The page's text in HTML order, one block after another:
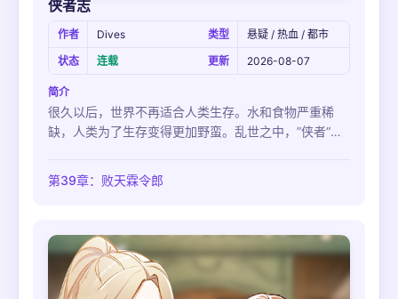
侠者志
作者 Dives 类型
悬疑 / 热血 / 都市
状态
连载 更新 2026-08-07
简介
很久以后，世界不再适合人类生存。水和食物严重稀
缺，人类为了生存变得更加野蛮。乱世之中，”侠者“出
第39章：败天霖令郎